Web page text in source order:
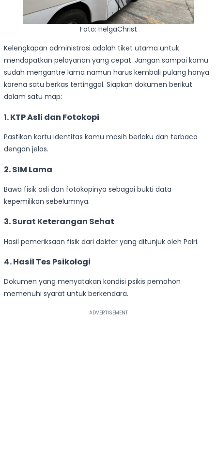
Foto: HelgaChrist
Kelengkapan administrasi adalah tiket utama untuk
mendapatkan pelayanan yang cepat. Jangan sampai kamu
sudah mengantre lama namun harus kembali pulang hanya
karena satu berkas tertinggal. Siapkan dokumen berikut
dalam satu map:
1.KTP Asli dan Fotokopi
Pastikan kartu identitas kamu masih berlaku dan terbaca
dengan jelas.
2.SIM Lama
Bawa fisik asli dan fotokopinya sebagai bukti data
kepemilikan sebelumnya.
3.Surat Keterangan Sehat
Hasil pemeriksaan fisik dari dokter yang ditunjuk oleh Polri.
4.Hasil Tes Psikologi
Dokumen yang menyatakan kondisi psikis pemohon
memenuhi syarat untuk berkendara.